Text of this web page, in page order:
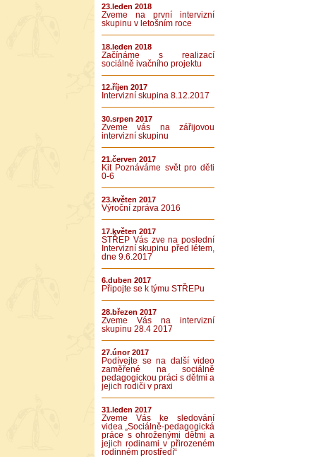
23.leden 2018
Zveme na první intervizní
skupinu v letošním roce
18.leden 2018
Začínáme s realizací
sociálně ivačního projektu
12.říjen 2017
Intervizní skupina 8.12.2017
30.srpen 2017
Zveme vás na zářijovou
intervizní skupinu
21.červen 2017
Kit Poznáváme svět pro děti
0-6
23.květen 2017
Výroční zpráva 2016
17.květen 2017
STŘEP Vás zve na poslední
Intervizní skupinu před létem,
dne 9.6.2017
6.duben 2017
Připojte se k týmu STŘEPu
28.březen 2017
Zveme Vás na intervizní
skupinu 28.4 2017
27.únor 2017
Podívejte se na další video
zaměřené na sociálně
pedagogickou práci s dětmi a
jejich rodiči v praxi
31.leden 2017
Zveme Vás ke sledování
videa „Sociálně-pedagogická
práce s ohroženými dětmi a
jejich rodinami v přirozeném
rodinném prostředí“